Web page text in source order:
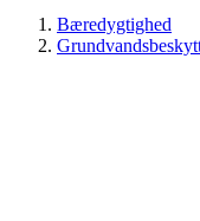
Bæredygtighed